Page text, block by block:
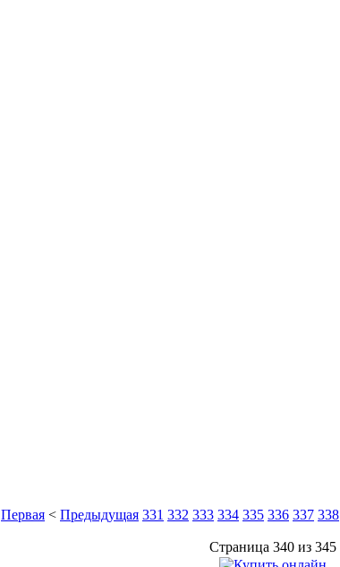
Первая < Предыдущая 331 332 333 334 335 336 337 338
Страница 340 из 345